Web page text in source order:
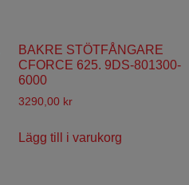
BAKRE STÖTFÅNGARE
CFORCE 625. 9DS-801300-
6000
3290,00 kr
Lägg till i varukorg